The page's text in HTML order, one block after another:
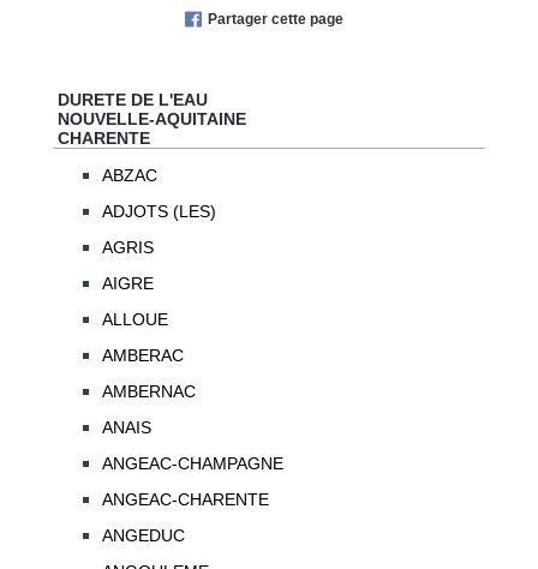
Partager cette page
DURETE DE L'EAU
NOUVELLE-AQUITAINE
CHARENTE
ABZAC
ADJOTS (LES)
AGRIS
AIGRE
ALLOUE
AMBERAC
AMBERNAC
ANAIS
ANGEAC-CHAMPAGNE
ANGEAC-CHARENTE
ANGEDUC